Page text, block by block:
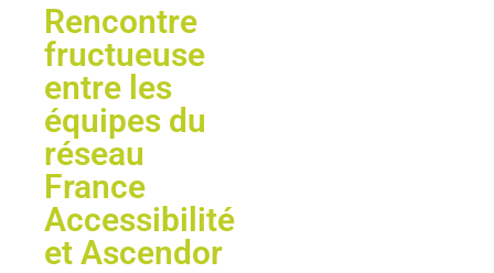
Rencontre
fructueuse
entre les
équipes du
réseau
France
Accessibilité
et Ascendor